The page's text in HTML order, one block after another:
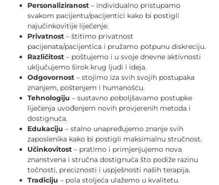
Personaliziranost – individualno pristupamo
svakom pacijentu/pacijentici kako bi postigli
najučinkovitije liječenje.
Privatnost – štitimo privatnost
pacijenata/pacijentica i pružamo potpunu diskreciju.
Različitost – poštujemo i u svoje dnevne aktivnosti
uključujemo širok krug ljudi i ideja.
Odgovornost – stojimo iza svih svojih postupaka
znanjem, poštenjem i humanošću.
Tehnologiju – sustavno poboljšavamo postupke
liječenja uvođenjem novih provjerenih metoda i
dostignuća.
Edukaciju – stalno unapređujemo znanje svih
zaposlenika kako bi postigli maksimalnu stručnost.
Učinkovitost – pratimo i primjenjujemo nova
znanstvena i stručna dostignuća što podiže razinu
točnosti, preciznosti i uspješnosti naših terapija.
Tradiciju – pola stoljeća ulažemo u kvalitetu.